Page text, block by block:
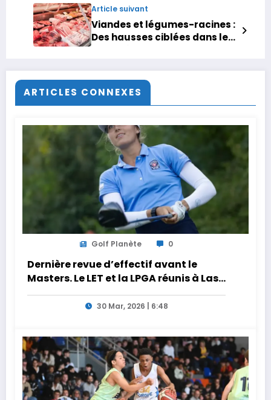
Article suivant
Viandes et légumes-racines :
Des hausses ciblées dans les
ARTICLES CONNEXES
Golf Planète 0
Dernière revue d’effectif avant le
Masters. Le LET et la LPGA réunis à Las
Vegas au programme de la semaine
30 Mar, 2026 | 6:48